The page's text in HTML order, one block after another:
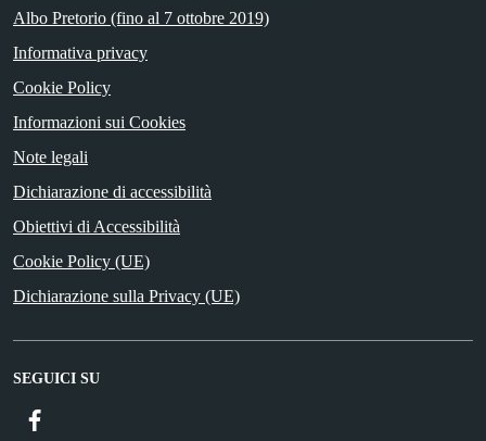
Albo Pretorio (fino al 7 ottobre 2019)
Informativa privacy
Cookie Policy
Informazioni sui Cookies
Note legali
Dichiarazione di accessibilità
Obiettivi di Accessibilità
Cookie Policy (UE)
Dichiarazione sulla Privacy (UE)
SEGUICI SU